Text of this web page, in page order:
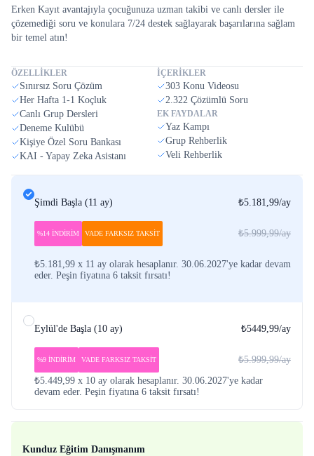
Erken Kayıt avantajıyla çocuğunuza uzman takibi ve canlı dersler ile
çözemediği soru ve konulara 7/24 destek sağlayarak başarılarına sağlam
bir temel atın!
ÖZELLİKLER
Sınırsız Soru Çözüm
Her Hafta 1-1 Koçluk
Canlı Grup Dersleri
Deneme Kulübü
Kişiye Özel Soru Bankası
KAI - Yapay Zeka Asistanı
İÇERİKLER
303 Konu Videosu
2.322 Çözümlü Soru
EK FAYDALAR
Yaz Kampı
Grup Rehberlik
Veli Rehberlik
Şimdi Başla (11 ay) ₺5.181,99/ay
%14 İNDİRİM VADE FARKSIZ TAKSİT ₺5.999,99/ay
₺5.181,99 x 11 ay olarak hesaplanır. 30.06.2027'ye kadar devam
eder. Peşin fiyatına 6 taksit fırsatı!
Eylül'de Başla (10 ay) ₺5449,99/ay
%9 İNDİRİM VADE FARKSIZ TAKSİT ₺5.999,99/ay
₺5.449,99 x 10 ay olarak hesaplanır. 30.06.2027'ye kadar
devam eder. Peşin fiyatına 6 taksit fırsatı!
Kunduz Eğitim Danışmanım